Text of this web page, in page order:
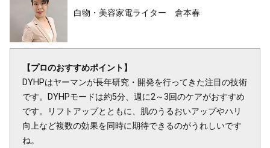
白物・美容家電ライター 倉本春
【プロのおすすめポイント】
DYHPはヤーマンが長年研究・開発を行ってきた注目の技術
です。DYHPモードは約5分、週に2～3回のケアがおすすめ
です。リフトアップとともに、肌のうるおいアップやハリ
向上など複数の効果を同時に期待できるのがうれしいです
ね。